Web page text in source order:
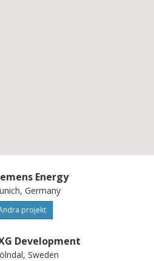
Energy
Germany
projekt
Development
Sweden